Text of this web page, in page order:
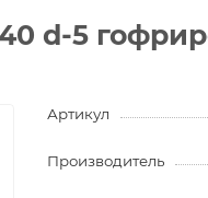
d-5
Артикул
Производитель